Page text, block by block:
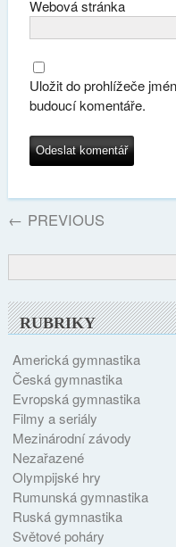
Webová stránka
Uložit do prohlížeče
budoucí komentáře.
← PREVIOUS
RUBRIKY
Americká gymnastika
Česká gymnastika
Evropská gymnastika
Filmy a seriály
Mezinárodní závody
Nezařazené
Olympijské hry
Rumunská gymnastika
Ruská gymnastika
Světové poháry